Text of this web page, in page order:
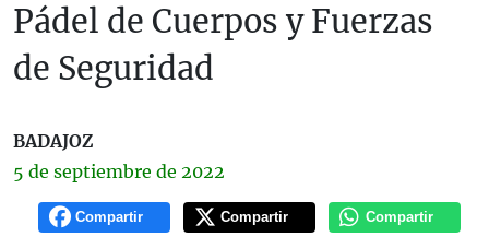
Pádel de Cuerpos y Fuerzas
de Seguridad
BADAJOZ
5 de septiembre de 2022
Compartir Compartir Compartir